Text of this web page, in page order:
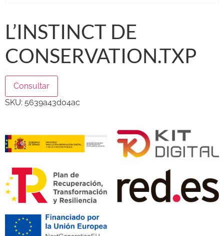
L’INSTINCT DE
CONSERVATION.TXP
Consultar
SKU: 5639a43d04ac